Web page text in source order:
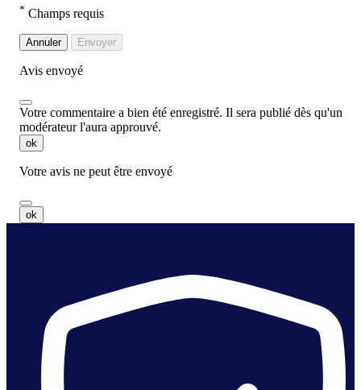
* Champs requis
Annuler Envoyer
Avis envoyé
Votre commentaire a bien été enregistré. Il sera publié dès qu'un
modérateur l'aura approuvé.
ok
Votre avis ne peut être envoyé
ok